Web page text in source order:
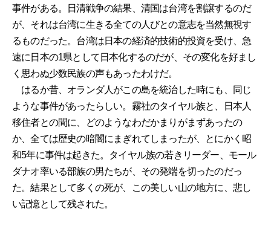
事件がある。日清戦争の結果、清国は台湾を割譲するのだ
が、それは台湾に生きる全ての人びとの意志を当然無視す
るものだった。台湾は日本の経済的技術的投資を受け、急
速に日本の1県として日本化するのだが、その変化を好まし
く思わぬ少数民族の声もあったわけだ。
はるか昔、オランダ人がこの島を統治した時にも、同じ
ような事件があったらしい。霧社のタイヤル族と、日本人
移住者との間に、どのようなわだかまりがまずあったの
か、全ては歴史の暗闇にまぎれてしまったが、とにかく昭
和5年に事件は起きた。タイヤル族の若きリーダー、モール
ダナオ率いる部族の男たちが、その発端を切ったのだっ
た。結果として多くの死が、この美しい山の地方に、悲し
い記憶として残された。